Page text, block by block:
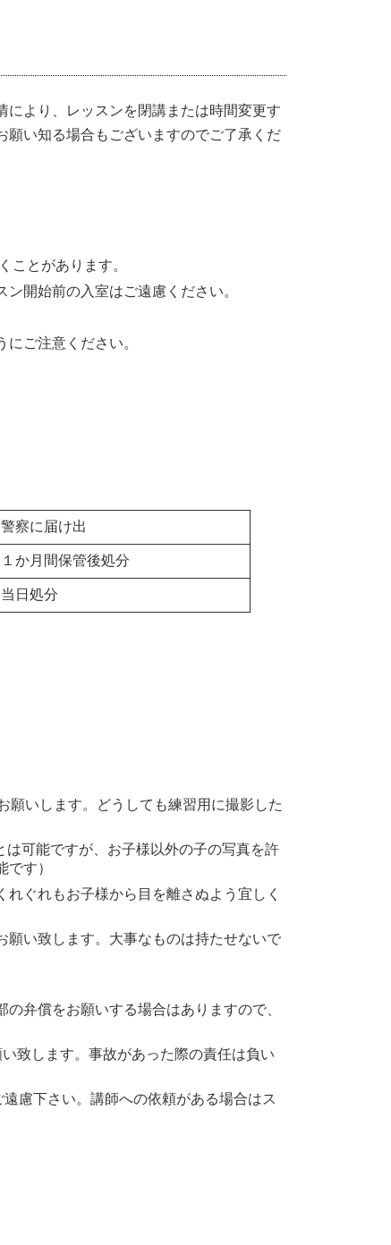
により、レッスンを閉講または時間変更す
願い知る場合もございますのでご了承くだ
とがあります。
開始前の入室はご遠慮ください。
ご注意ください。
警察に届け出
１か月間保管後処分
当日処分
願いします。どうしても練習用に撮影した
可能ですが、お子様以外の子の写真を許
す）
ぐれもお子様から目を離さぬよう宜しく
願い致します。大事なものは持たせないで
弁償をお願いする場合はありますので、
致します。事故があった際の責任は負い
慮下さい。講師への依頼がある場合はス